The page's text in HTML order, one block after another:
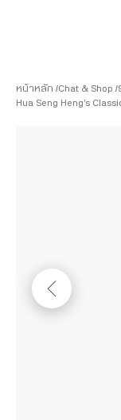
หน้าหลัก Chat & Shop
Hua Seng Heng’s